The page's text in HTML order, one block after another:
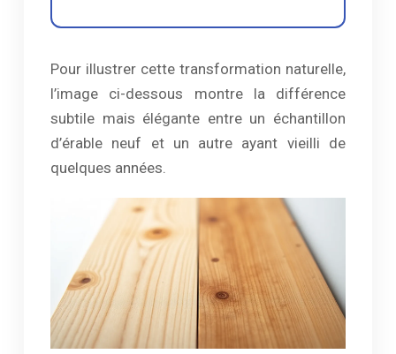
Pour illustrer cette transformation naturelle,
l’image ci-dessous montre la différence
subtile mais élégante entre un échantillon
d’érable neuf et un autre ayant vieilli de
quelques années.